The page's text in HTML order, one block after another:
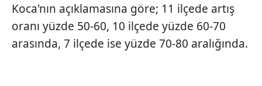
6698 sayılı Kişisel Verilerin Korunması Kanunu uyarınca
hazırlanmış Aydınlatma Metnimizi okumak ve sitemizde
ilgili mevzuata uygun olarak kullanılan çerezlerle ilgili bilgi
Koca'nın açıklamasına göre; 11 ilçede artış
oranı yüzde 50-60, 10 ilçede yüzde 60-70
arasında, 7 ilçede ise yüzde 70-80 aralığında.